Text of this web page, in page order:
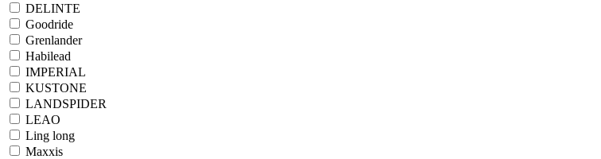
DELINTE
Goodride
Grenlander
Habilead
IMPERIAL
KUSTONE
LANDSPIDER
LEAO
Ling long
Maxxis